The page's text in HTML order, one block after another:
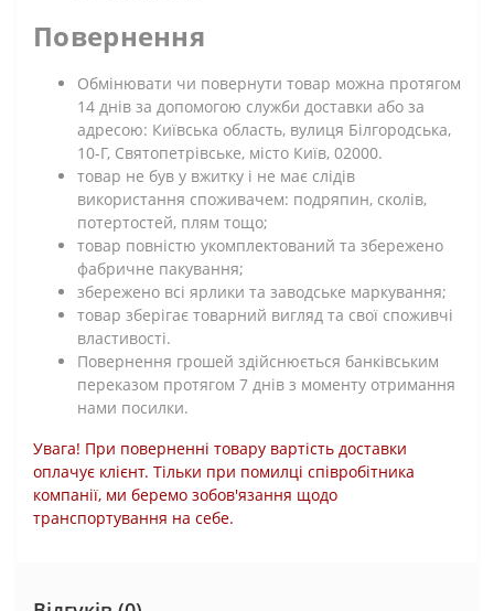
Повернення
Обмінювати чи повернути товар можна протягом
14 днів за допомогою служби доставки або за
адресою: Київська область, вулиця Білгородська,
10-Г, Святопетрівське, місто Київ, 02000.
товар не був у вжитку і не має слідів
використання споживачем: подряпин, сколів,
потертостей, плям тощо;
товар повністю укомплектований та збережено
фабричне пакування;
збережено всі ярлики та заводське маркування;
товар зберігає товарний вигляд та свої споживчі
властивості.
Повернення грошей здійснюється банківським
переказом протягом 7 днів з моменту отримання
нами посилки.
Увага! При поверненні товару вартість доставки
оплачує клієнт. Тільки при помилці співробітника
компанії, ми беремо зобов'язання щодо
транспортування на себе.